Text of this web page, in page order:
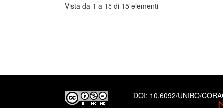
Vista da 1 a 15 di 15 elementi
DOI: 10.6092/UNIBO/